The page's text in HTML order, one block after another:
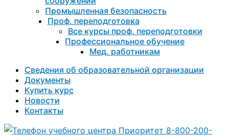
Промышленная безопасность
Проф. переподготовка
Все курсы проф. переподготовки
Профессиональное обучение
Мед. работникам
Сведения об образовательной организации
Документы
Купить курс
Новости
Контакты
8-800-200-